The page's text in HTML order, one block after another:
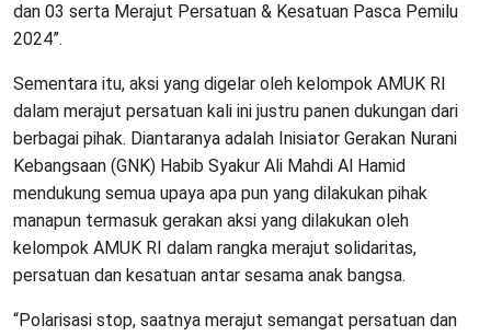
dan 03 serta Merajut Persatuan & Kesatuan Pasca Pemilu
2024”.
Sementara itu, aksi yang digelar oleh kelompok AMUK RI
dalam merajut persatuan kali ini justru panen dukungan dari
berbagai pihak. Diantaranya adalah Inisiator Gerakan Nurani
Kebangsaan (GNK) Habib Syakur Ali Mahdi Al Hamid
mendukung semua upaya apa pun yang dilakukan pihak
manapun termasuk gerakan aksi yang dilakukan oleh
kelompok AMUK RI dalam rangka merajut solidaritas,
persatuan dan kesatuan antar sesama anak bangsa.
“Polarisasi stop, saatnya merajut semangat persatuan dan